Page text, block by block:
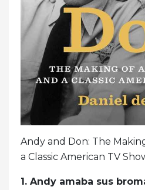
Andy and Don: The
a Classic American TV
1. Andy amaba sus